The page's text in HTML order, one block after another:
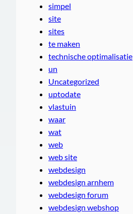
simpel
site
sites
te maken
technische optimalisatie
un
Uncategorized
uptodate
vlastuin
waar
wat
web
web site
webdesign
webdesign arnhem
webdesign forum
webdesign webshop